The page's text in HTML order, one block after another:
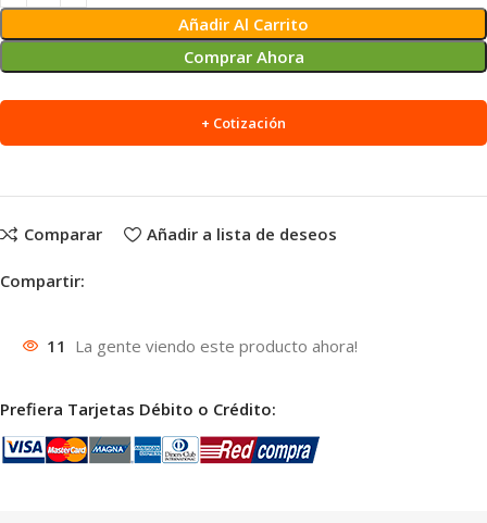
Añadir Al Carrito
Comprar Ahora
+ Cotización
Comparar Añadir a lista de deseos
Compartir:
11 La gente viendo este producto ahora!
Prefiera Tarjetas Débito o Crédito: